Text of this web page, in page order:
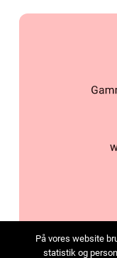
På vores website
statistik og